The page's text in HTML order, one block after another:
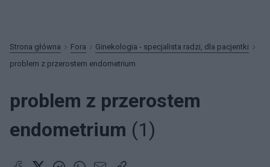
Strona główna Fora
Ginekologia - specjalista radzi, dla pacjentki
problem z przerostem endometrium
problem z przerostem
endometrium (1)